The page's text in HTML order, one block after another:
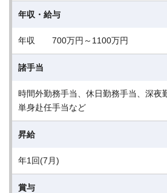
年収・給与
年収 700万円～1100万円
諸手当
時間外勤務手当、休日勤務手当、深夜
単身赴任手当など
昇給
年1回(7月)
賞与